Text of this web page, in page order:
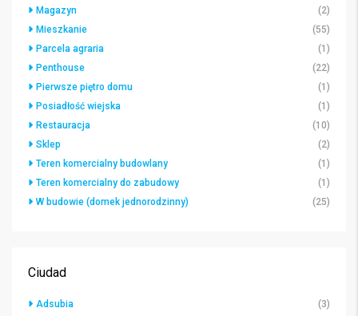
Magazyn
(2)
Mieszkanie
(55)
Parcela agraria
(1)
Penthouse
(22)
Pierwsze piętro domu
(1)
Posiadłość wiejska
(1)
Restauracja
(10)
Sklep
(2)
Teren komercialny budowlany
(1)
Teren komercialny do zabudowy
(1)
W budowie (domek jednorodzinny)
(25)
Ciudad
Adsubia
(3)